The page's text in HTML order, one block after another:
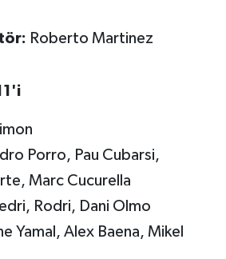
Roberto Martinez
Porro, Pau Cubarsi,
Marc Cucurella
Rodri, Dani Olmo
Yamal, Alex Baena, Mikel